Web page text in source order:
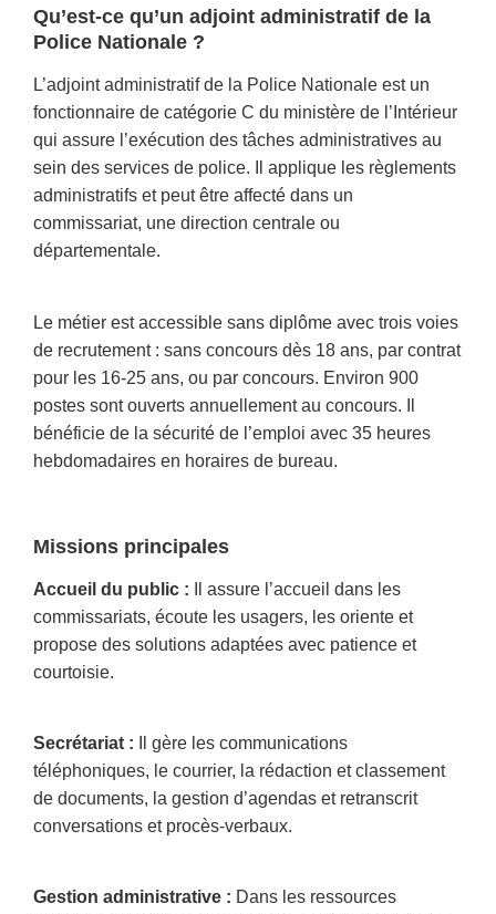
Qu’est-ce qu’un adjoint administratif de la
Police Nationale ?
L’adjoint administratif de la Police Nationale est un
fonctionnaire de catégorie C du ministère de l’Intérieur
qui assure l’exécution des tâches administratives au
sein des services de police. Il applique les règlements
administratifs et peut être affecté dans un
commissariat, une direction centrale ou
départementale.
Le métier est accessible sans diplôme avec trois voies
de recrutement : sans concours dès 18 ans, par contrat
pour les 16-25 ans, ou par concours. Environ 900
postes sont ouverts annuellement au concours. Il
bénéficie de la sécurité de l’emploi avec 35 heures
hebdomadaires en horaires de bureau.
Missions principales
Accueil du public : Il assure l’accueil dans les
commissariats, écoute les usagers, les oriente et
propose des solutions adaptées avec patience et
courtoisie.
Secrétariat : Il gère les communications
téléphoniques, le courrier, la rédaction et classement
de documents, la gestion d’agendas et retranscrit
conversations et procès-verbaux.
Gestion administrative : Dans les ressources